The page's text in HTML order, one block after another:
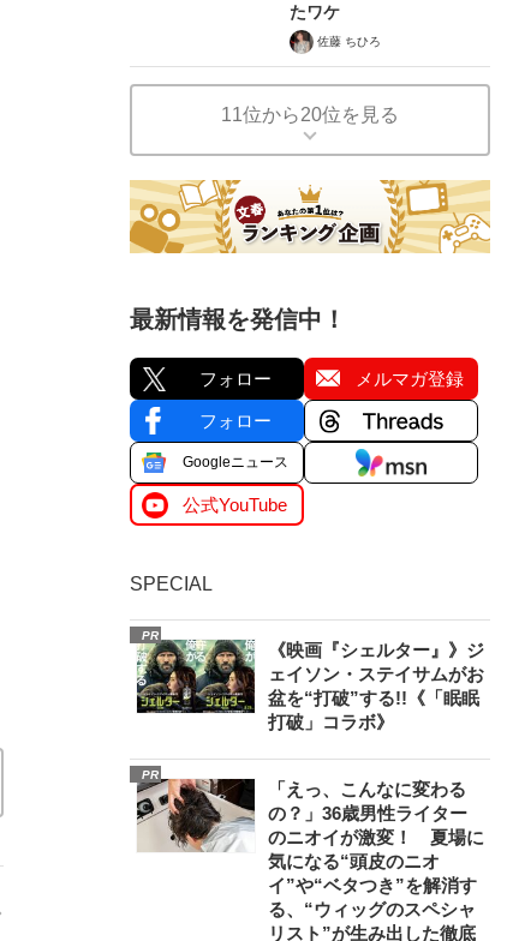
たワケ
佐藤 ちひろ
11位から20位を見る
最新情報を発信中！
フォロー メルマガ登録
フォロー
Googleニュース
公式YouTube
SPECIAL
PR
《映画『シェルター』》ジ
ェイソン・ステイサムがお
盆を“打破”する!!《「眠眠
打破」コラボ》
PR
「えっ、こんなに変わる
の？」36歳男性ライター
のニオイが激変！ 夏場に
気になる“頭皮のニオ
イ”や“ベタつき”を解消す
る、“ウィッグのスペシャ
リスト”が生み出した徹底